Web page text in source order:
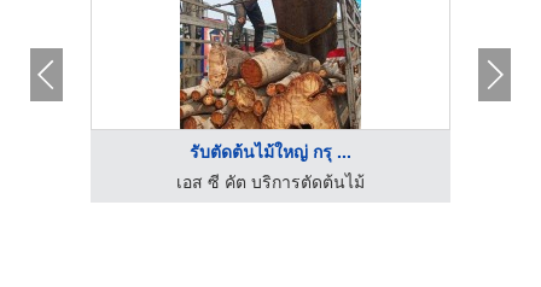
รับตัดต้นไม้ใหญ่ กรุ ...
เอส ซี คัต บริการตัดต้นไม้